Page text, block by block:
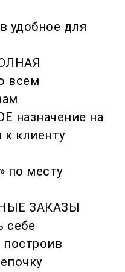
удобное для
всем
назначение на
к клиенту
по месту
ЗАКАЗЫ
себе
построив